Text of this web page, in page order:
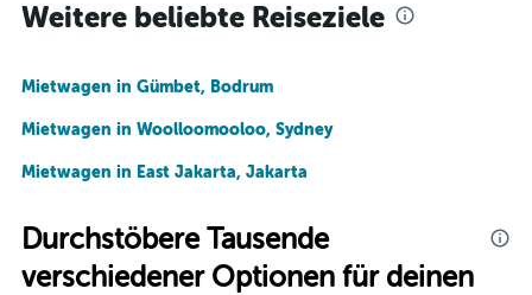
Weitere beliebte Reiseziele
Mietwagen in Gümbet, Bodrum
Mietwagen in Woolloomooloo, Sydney
Mietwagen in East Jakarta, Jakarta
Durchstöbere Tausende
verschiedener Optionen für deinen